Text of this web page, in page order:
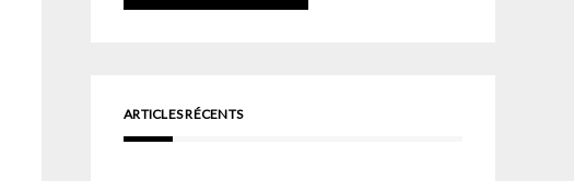
ARTICLES RÉCENTS